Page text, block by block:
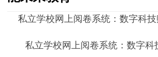
私立学校网上阅卷系统：数字科
私立学校网上阅卷系统：数字科